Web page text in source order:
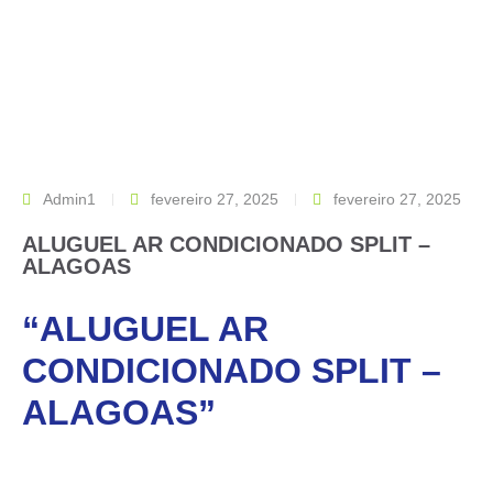
Admin1 fevereiro 27, 2025 fevereiro 27, 2025
ALUGUEL AR CONDICIONADO SPLIT –
ALAGOAS
“ALUGUEL AR
CONDICIONADO SPLIT –
ALAGOAS”